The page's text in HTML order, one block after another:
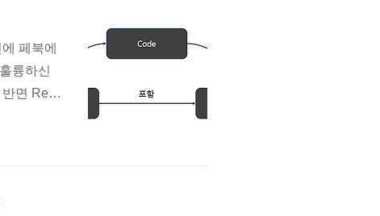
페북에
륭하신
면 Reac
만 막상